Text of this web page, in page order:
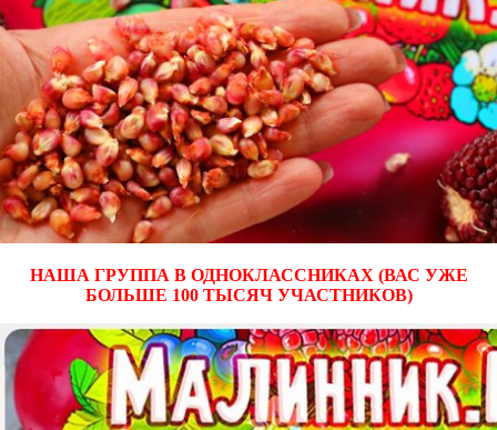
НАША ГРУППА В ОДНОКЛАССНИКАХ (ВАС УЖЕ
БОЛЬШЕ 100 ТЫСЯЧ УЧАСТНИКОВ)